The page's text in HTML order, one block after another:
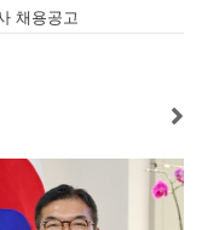
채용공고